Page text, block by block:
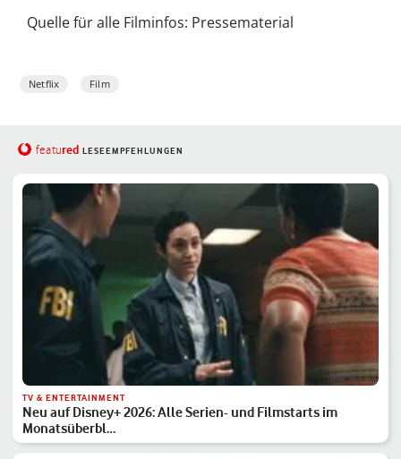
Quelle für alle Filminfos: Pressematerial
Netflix Film
featured LESEEMPFEHLUNGEN
TV & ENTERTAINMENT
Neu auf Disney+ 2026: Alle Serien- und Filmstarts im
Monatsüberbl…